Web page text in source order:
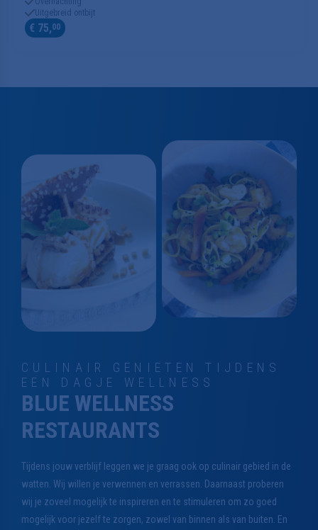
€ 75,00
EEN DAGJE WELLNESS
BLUE WELLNESS
RESTAURANTS
watten. Wij willen je verwennen en verrassen. Daarnaast proberen
wij je zoveel mogelijk te inspireren en te stimuleren om zo goed
mogelijk voor jezelf te zorgen, zowel van binnen als van buiten. En
dat allemaal in je badjas!